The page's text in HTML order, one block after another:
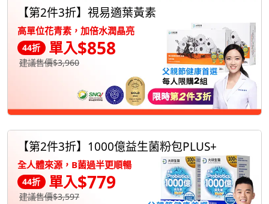
【第2件3折】視易適葉黃素
高單位花青素，加倍水潤晶亮
44折 單入$858
建議售價$3,960
【第2件3折】1000億益生菌粉包PLUS+
全人體來源，B菌過半更順暢
44折 單入$779
建議售價$3,597